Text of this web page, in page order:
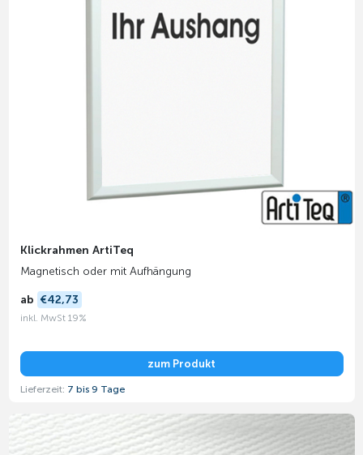
Klickrahmen ArtiTeq
Magnetisch oder mit Aufhängung
ab €42,73
inkl. MwSt 19%
zum Produkt
Lieferzeit: 7 bis 9 Tage